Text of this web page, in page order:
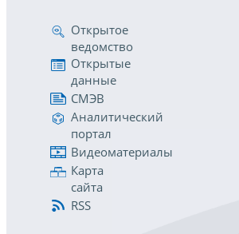
Открытое
ведомство
Открытые
данные
СМЭВ
Аналитический
портал
Видеоматериалы
Карта
сайта
RSS